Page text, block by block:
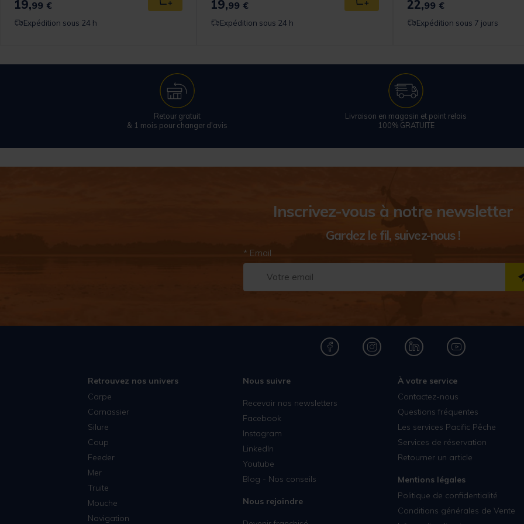
panier
19,99 € Ajouter au panier
Expédition sous 24 h
19,99 € Ajouter au panier
Expédition sous 24 h
22,99 €
Expédition sous 7 jours
Retour gratuit
& 1 mois pour changer d'avis
Livraison en magasin et point relais
100% GRATUITE
Inscrivez-vous à notre newsletter
Gardez le fil, suivez-nous !
* Email
Retrouvez nos univers
Carpe
Carnassier
Silure
Coup
Feeder
Mer
Truite
Mouche
Navigation
Nous suivre
Recevoir nos newsletters
Facebook
Instagram
LinkedIn
Youtube
Blog - Nos conseils
Nous rejoindre
À votre service
Contactez-nous
Questions fréquentes
Les services Pacific Pêche
Services de réservation
Retourner un article
Mentions légales
Politique de confidentialité
Conditions générales de Vente